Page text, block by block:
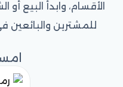
الأقسام، وابدأ البيع
للمشترين